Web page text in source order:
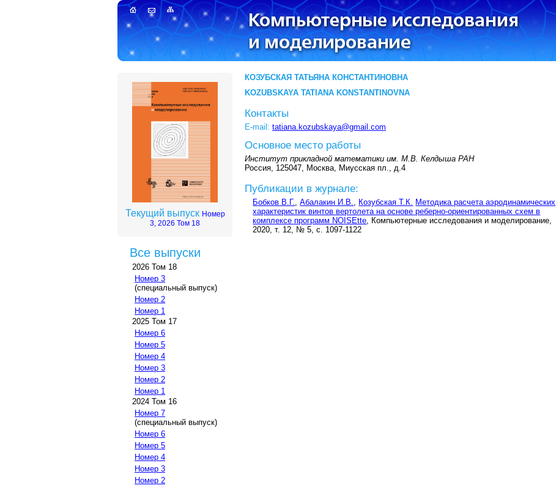
Текущий выпуск Номер
3, 2026 Том 18
Все выпуски
2026 Том 18
Номер 3
(специальный выпуск)
Номер 2
Номер 1
2025 Том 17
Номер 6
Номер 5
Номер 4
Номер 3
Номер 2
Номер 1
2024 Том 16
Номер 7
(специальный выпуск)
Номер 6
Номер 5
Номер 4
Номер 3
Номер 2
КОЗУБСКАЯ ТАТЬЯНА КОНСТАНТИНОВНА
KOZUBSKAYA TATIANA KONSTANTINOVNA
Контакты
E-mail: tatiana.kozubskaya@gmail.com
Основное место работы
Институт прикладной математики им. М.В. Келдыша РАН
Россия, 125047, Москва, Миусская пл., д.4
Публикации в журнале:
Бобков В.Г.,Абалакин И.В., Козубская Т.К. Методика расчета аэродинамических
характеристик винтов вертолета на основе реберно-ориентированных схем в
комплексе программ NOISEtte, Компьютерные исследования и моделирование,
2020, т. 12, № 5, с. 1097-1122